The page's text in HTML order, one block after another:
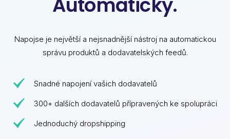
Napojse je největší a nejsnadnější nástroj na automatickou
správu produktů a dodavatelských feedů.
Snadné napojení vašich dodavatelů
300+ dalších dodavatelů přípravených ke spolupráci
Jednoduchý dropshipping